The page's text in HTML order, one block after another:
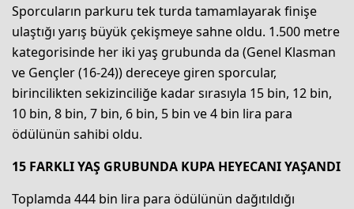
Sporcuların parkuru tek turda tamamlayarak finişe
ulaştığı yarış büyük çekişmeye sahne oldu. 1.500 metre
kategorisinde her iki yaş grubunda da (Genel Klasman
ve Gençler (16-24)) dereceye giren sporcular,
birincilikten sekizinciliğe kadar sırasıyla 15 bin, 12 bin,
10 bin, 8 bin, 7 bin, 6 bin, 5 bin ve 4 bin lira para
ödülünün sahibi oldu.
15 FARKLI YAŞ GRUBUNDA KUPA HEYECANI YAŞANDI
Toplamda 444 bin lira para ödülünün dağıtıldığı